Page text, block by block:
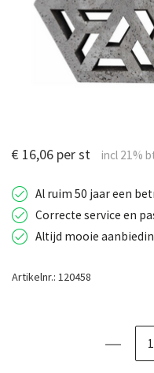
€ 16,06 per st
Al ruim 50 jaar een
Correcte service en
Altijd mooie
Artikelnr.: 120458